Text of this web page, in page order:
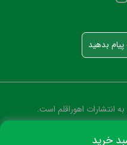
خرید
بدهید
انتشارات اهوراقلم است.